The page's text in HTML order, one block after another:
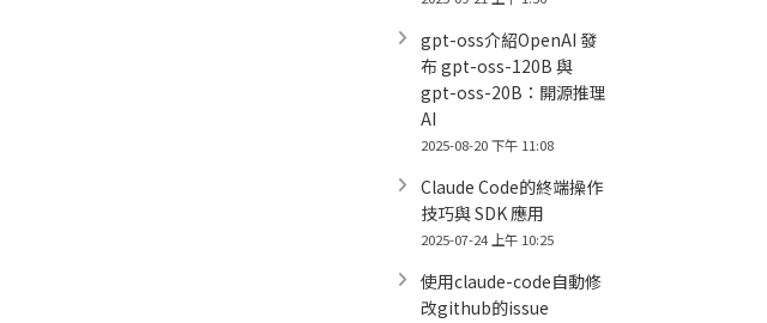
gpt-oss介紹OpenAI 發
布 gpt-oss-120B 與
gpt-oss-20B：開源推理
AI
2025-08-20 下午 11:08
Claude Code的終端操作
技巧與 SDK 應用
2025-07-24 上午 10:25
使用claude-code自動修
改github的issue